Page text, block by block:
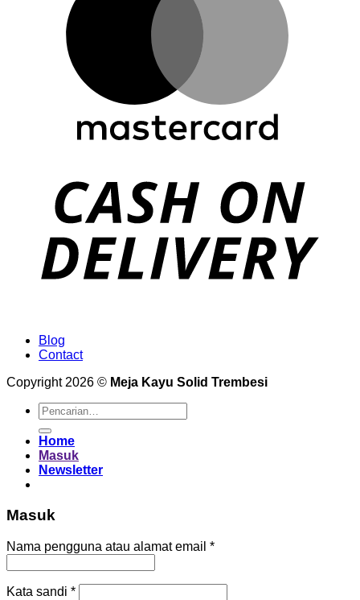
Blog
Contact
Copyright 2026 © Meja Kayu Solid Trembesi
Pencarian
untuk:
Home
Masuk
Newsletter
Masuk
Nama pengguna atau alamat email *Wajib
Kata sandi *Wajib